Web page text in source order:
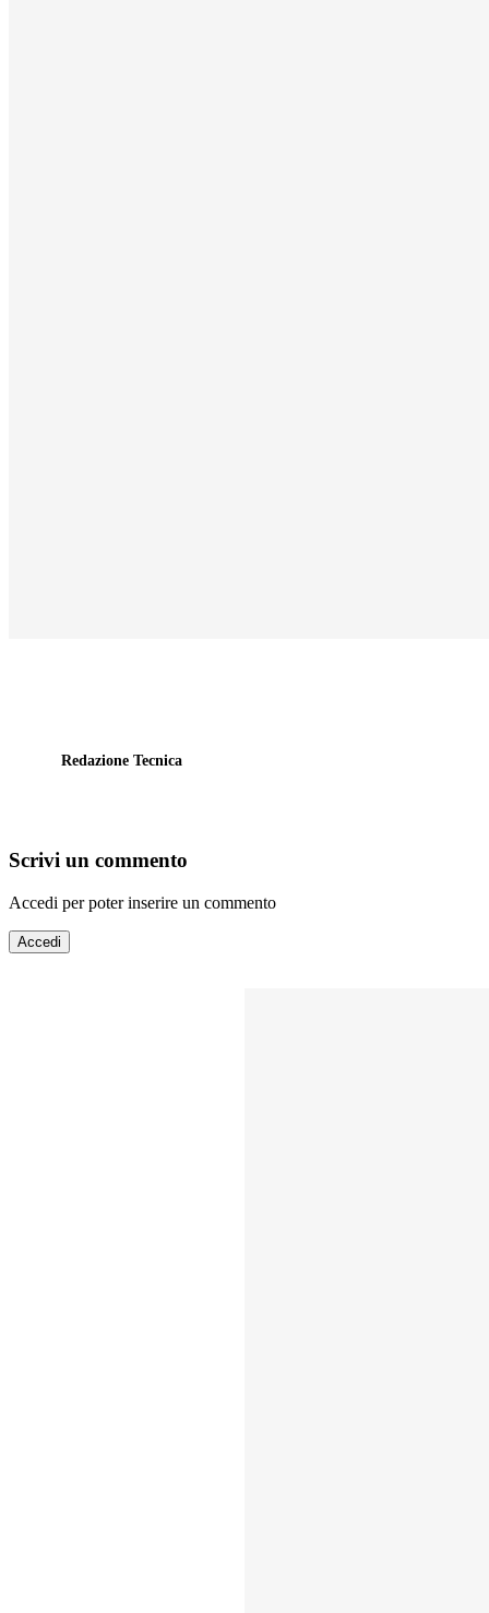
Redazione Tecnica
Scrivi un commento
Accedi per poter inserire un commento
Accedi